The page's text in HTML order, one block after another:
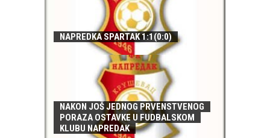
NAPREDKA SPARTAK 1:1(0:0)
NAKON JOŠ JEDNOG PRVENSTVENOG
PORAZA OSTAVKE U FUDBALSKOM
KLUBU NAPREDAK